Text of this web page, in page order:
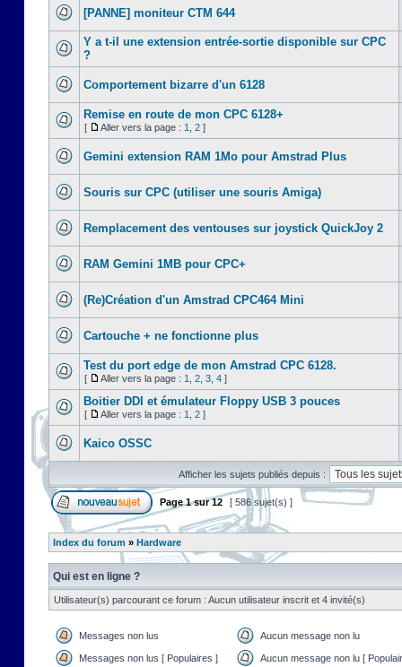
[PANNE] moniteur CTM 644
Y a t-il une extension entrée-sortie disponible sur CPC
?
Comportement bizarre d'un 6128
Remise en route de mon CPC 6128+
[ Aller vers la page : 1 2 ]
Gemini extension RAM 1Mo pour Amstrad Plus
Souris sur CPC (utiliser une souris Amiga)
Remplacement des ventouses sur joystick QuickJoy 2
RAM Gemini 1MB pour CPC+
(Re)Création d'un Amstrad CPC464 Mini
Cartouche + ne fonctionne plus
Test du port edge de mon Amstrad CPC 6128.
[ Aller vers la page : 1 2 3 4 ]
Boitier DDI et émulateur Floppy USB 3 pouces
[ Aller vers la page : 1 2 ]
Kaico OSSC
Afficher les sujets publiés depuis :
Page1sur12 [ 586 sujet(s) ]
Index du forum » Hardware
Qui est en ligne ?
Utilisateur(s) parcourant ce forum : Aucun utilisateur inscrit et 4 invité(s)
Messages non lus Aucun message non lu
Messages non lus [ Populaires ] Aucun message non lu [